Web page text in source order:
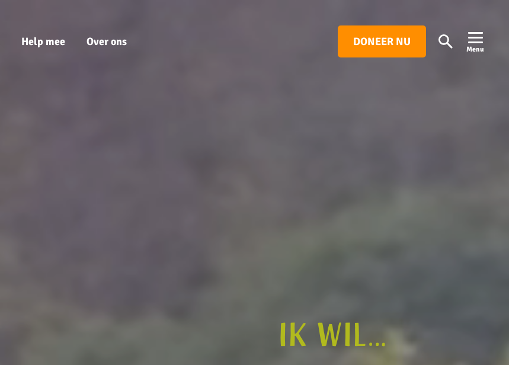
Help mee Over ons DONEER NU
Search Menu
Ik wil…